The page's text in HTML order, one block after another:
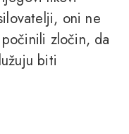
oni ne
zločin, da
biti